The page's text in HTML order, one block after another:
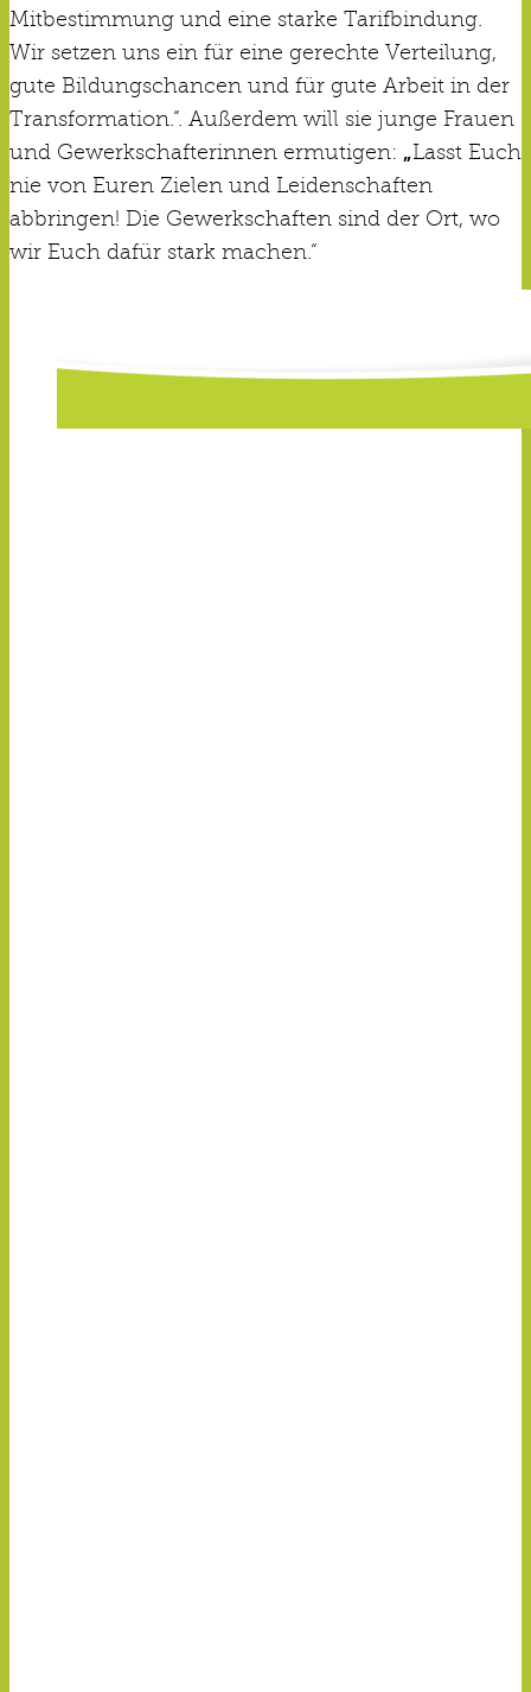
Mitbestimmung und eine starke Tarifbindung.
Wir setzen uns ein für eine gerechte Verteilung,
gute Bildungschancen und für gute Arbeit in der
Transformation.“. Außerdem will sie junge Frauen
und Gewerkschafterinnen ermutigen: „Lasst Euch
nie von Euren Zielen und Leidenschaften
abbringen! Die Gewerkschaften sind der Ort, wo
wir Euch dafür stark machen.“